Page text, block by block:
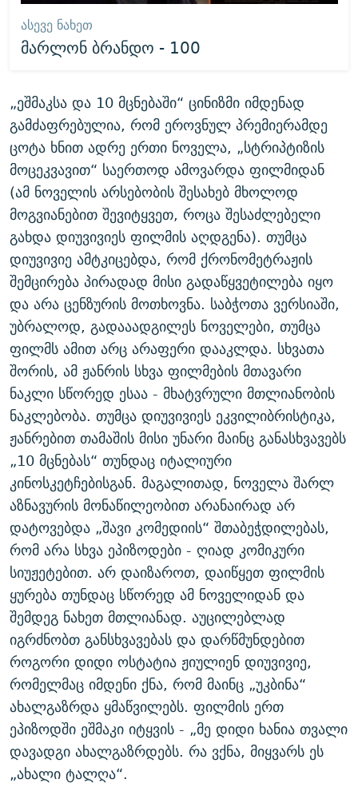
ᲐᲡᲔᲕᲔ ᲜᲐᲮᲔᲗ
მარლონ ბრანდო - 100
„ეშმაკსა და 10 მცნებაში“ ცინიზმი იმდენად
გამძაფრებულია, რომ ეროვნულ პრემიერამდე
ცოტა ხნით ადრე ერთი ნოველა, „სტრიპტიზის
მოცეკვავით“ საერთოდ ამოვარდა ფილმიდან
(ამ ნოველის არსებობის შესახებ მხოლოდ
მოგვიანებით შევიტყვეთ, როცა შესაძლებელი
გახდა დიუვივიეს ფილმის აღდგენა). თუმცა
დიუვივიე ამტკიცებდა, რომ ქრონომეტრაჟის
შემცირება პირადად მისი გადაწყვეტილება იყო
და არა ცენზურის მოთხოვნა. საბჭოთა ვერსიაში,
უბრალოდ, გადააადგილეს ნოველები, თუმცა
ფილმს ამით არც არაფერი დააკლდა. სხვათა
შორის, ამ ჟანრის სხვა ფილმების მთავარი
ნაკლი სწორედ ესაა - მხატვრული მთლიანობის
ნაკლებობა. თუმცა დიუვივიეს ეკვილიბრისტიკა,
ჟანრებით თამაშის მისი უნარი მაინც განასხვავებს
„10 მცნებას“ თუნდაც იტალიური
კინოსკეტჩებისგან. მაგალითად, ნოველა შარლ
აზნავურის მონაწილეობით არანაირად არ
დატოვებდა „შავი კომედიის“ შთაბეჭდილებას,
რომ არა სხვა ეპიზოდები - ღიად კომიკური
სიუჟეტებით. არ დაიზაროთ, დაიწყეთ ფილმის
ყურება თუნდაც სწორედ ამ ნოველიდან და
შემდეგ ნახეთ მთლიანად. აუცილებლად
იგრძნობთ განსხვავებას და დარწმუნდებით
როგორი დიდი ოსტატია ჟიულიენ დიუვივიე,
რომელმაც იმდენი ქნა, რომ მაინც „უკბინა“
ახალგაზრდა ყმაწვილებს. ფილმის ერთ
ეპიზოდში ეშმაკი იტყვის - „მე დიდი ხანია თვალი
დავადგი ახალგაზრდებს. რა ვქნა, მიყვარს ეს
„ახალი ტალღა“.